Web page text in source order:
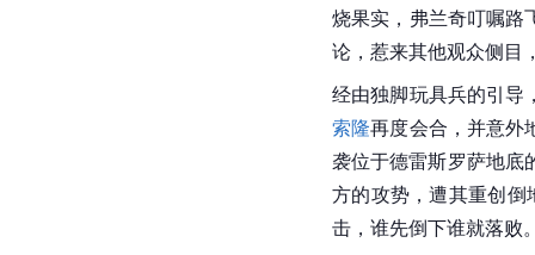
烧果实，弗兰奇叮嘱路
论，惹来其他观众侧目
经由独脚玩具兵的引导
索隆再度会合，并意外
袭位于德雷斯罗萨地底
方的攻势，遭其重创倒
击，谁先倒下谁就落败